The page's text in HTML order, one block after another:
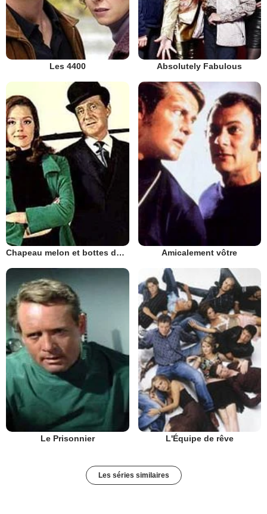
Les 4400 Absolutely Fabulous
Chapeau melon et bottes de cuir - 1961 Amicalement vôtre
Le Prisonnier L'Équipe de rêve
Les séries similaires